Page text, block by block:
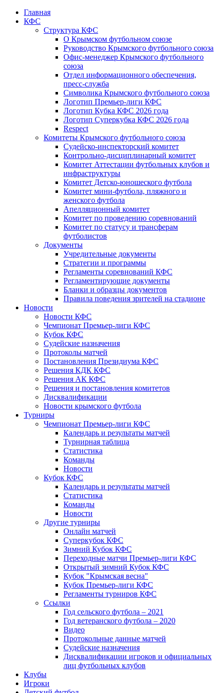
Главная
КФС
Структура КФС
О Крымском футбольном союзе
Руководство Крымского футбольного союза
Офис-менеджер Крымского футбольного
союза
Отдел информационного обеспечения,
пресс-служба
Символика Крымского футбольного союза
Логотип Премьер-лиги КФС
Логотип Кубка КФС 2026 года
Логотип Суперкубка КФС 2026 года
Respect
Комитеты Крымского футбольного союза
Судейско-инспекторский комитет
Контрольно-дисциплинарный комитет
Комитет Аттестации футбольных клубов и
инфраструктуры
Комитет Детско-юношеского футбола
Комитет мини-футбола, пляжного и
женского футбола
Апелляционный комитет
Комитет по проведению соревнований
Комитет по статусу и трансферам
футболистов
Документы
Учредительные документы
Стратегии и программы
Регламенты соревнований КФС
Регламентирующие документы
Бланки и образцы документов
Правила поведения зрителей на стадионе
Новости
Новости КФС
Чемпионат Премьер-лиги КФС
Кубок КФС
Судейские назначения
Протоколы матчей
Постановления Президиума КФС
Решения КДК КФС
Решения АК КФС
Решения и постановления комитетов
Дисквалификации
Новости крымского футбола
Турниры
Чемпионат Премьер-лиги КФС
Календарь и результаты матчей
Турнирная таблица
Статистика
Команды
Новости
Кубок КФС
Календарь и результаты матчей
Статистика
Команды
Новости
Другие турниры
Онлайн матчей
Суперкубок КФС
Зимний Кубок КФС
Переходные матчи Премьер-лиги КФС
Открытый зимний Кубок КФС
Кубок "Крымская весна"
Кубок Премьер-лиги КФС
Регламенты турниров КФС
Ссылки
Год сельского футбола – 2021
Год ветеранского футбола – 2020
Видео
Протокольные данные матчей
Судейские назначения
Дисквалификации игроков и официальных
лиц футбольных клубов
Клубы
Игроки